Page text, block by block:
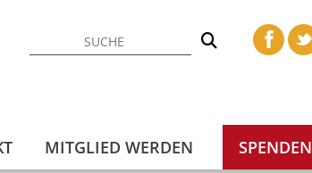
MITGLIED WERDEN SPENDEN